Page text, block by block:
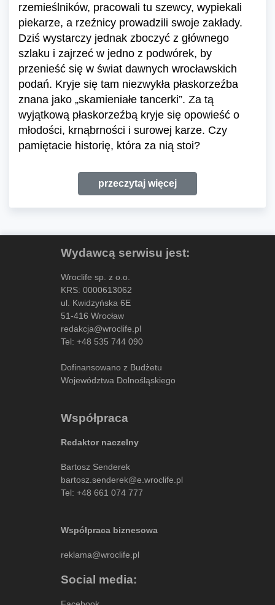
rzemieślników, pracowali tu szewcy, wypiekali
piekarze, a rzeźnicy prowadzili swoje zakłady.
Dziś wystarczy jednak zboczyć z głównego
szlaku i zajrzeć w jedno z podwórek, by
przenieść się w świat dawnych wrocławskich
podań. Kryje się tam niezwykła płaskorzeźba
znana jako „skamieniałe tancerki”. Za tą
wyjątkową płaskorzeźbą kryje się opowieść o
młodości, krnąbrności i surowej karze. Czy
pamiętacie historię, która za nią stoi?
przeczytaj więcej
Wydawcą serwisu jest:
Wroclife sp. z o.o.
KRS: 0000613062
ul. Kwidzyńska 6E
51-416 Wrocław
redakcja@wroclife.pl
Tel: +48 535 744 090
Dofinansowano z Budżetu
Województwa Dolnośląskiego
Współpraca
Redaktor naczelny
Bartosz Senderek
bartosz.senderek@e.wroclife.pl
Tel: +48 661 074 777
Współpraca biznesowa
reklama@wroclife.pl
Social media: